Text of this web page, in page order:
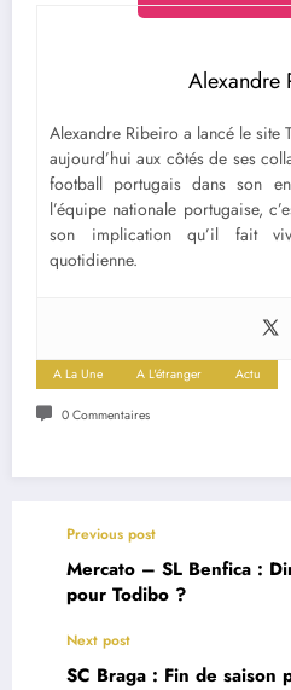
Alexandre
Alexandre Ribeiro a lancé le site
aujourd’hui aux côtés de ses
football portugais dans son
l’équipe nationale portugaise,
son implication qu’il fait
quotidienne.
A La Une A L'étranger Actu
0 Commentaires
Previous post
Mercato – SL Benfica :
pour Todibo ?
Next post
SC Braga : Fin de saison